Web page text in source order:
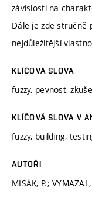
závislosti na
Dále je zde stručně
nejdůležitější
KLÍČOVÁ SLOVA
fuzzy, pevnost,
KLÍČOVÁ SLOVA V
fuzzy, building,
AUTOŘI
MISÁK, P.;